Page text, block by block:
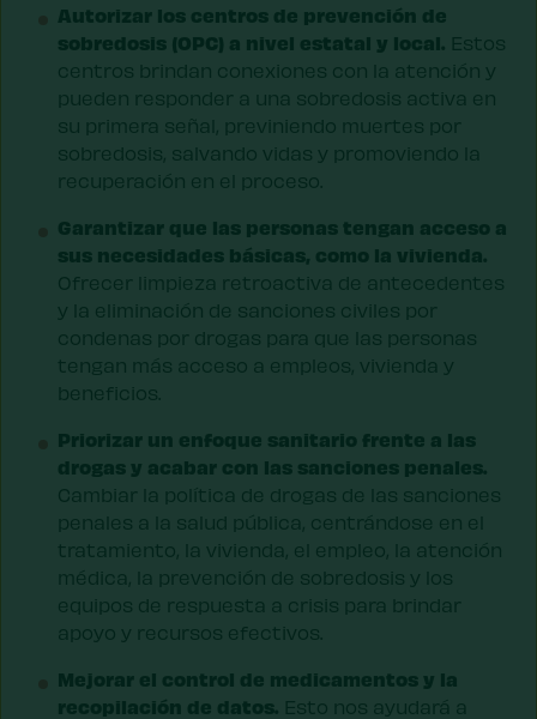
Autorizar los centros de prevención de
sobredosis (OPC) a nivel estatal y local. Estos
centros brindan conexiones con la atención y
pueden responder a una sobredosis activa en
su primera señal, previniendo muertes por
sobredosis, salvando vidas y promoviendo la
recuperación en el proceso.
Garantizar que las personas tengan acceso a
sus necesidades básicas, como la vivienda.
Ofrecer limpieza retroactiva de antecedentes
y la eliminación de sanciones civiles por
condenas por drogas para que las personas
tengan más acceso a empleos, vivienda y
beneficios.
Priorizar un enfoque sanitario frente a las
drogas y acabar con las sanciones penales.
Cambiar la política de drogas de las sanciones
penales a la salud pública, centrándose en el
tratamiento, la vivienda, el empleo, la atención
médica, la prevención de sobredosis y los
equipos de respuesta a crisis para brindar
apoyo y recursos efectivos.
Mejorar el control de medicamentos y la
recopilación de datos. Esto nos ayudará a